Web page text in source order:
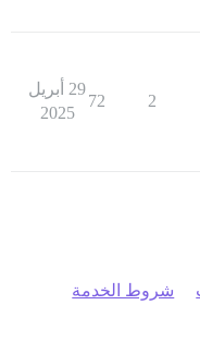
2
72
29 أبريل
2025
شروط الخدمة